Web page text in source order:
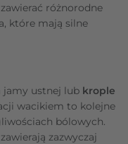
różnorodne
które mają silne
jamy ustnej lub krople
wacikiem to kolejne
bólowych.
zazwyczaj